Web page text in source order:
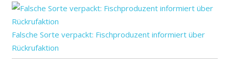
rohem
schädlichen
schlechten
Studie:
Falsche Sorte verpackt: Fischproduzent informiert über
Rückrufaktion